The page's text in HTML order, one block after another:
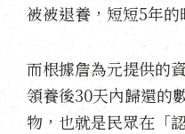
被被退養，短短5年的
而根據詹為元提供的
領養後30天內歸還的
物，也就是民眾在「